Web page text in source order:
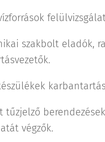
szakbolt eladók,
tűzjelző
végzők.